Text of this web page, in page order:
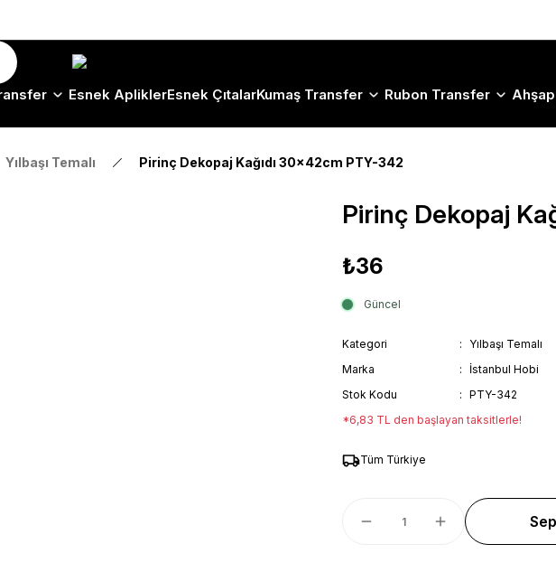
Esnek ApliklerEsnek ÇıtalarKumaş Transfer Rubon Transfer
Yılbaşı Temalı Pirinç Dekopaj Kağıdı 30x42cm PTY-342
Pirinç Dekopaj
₺36
Güncel
Kategori
Yılbaşı Temalı
Marka
İstanbul Hobi
Stok Kodu
PTY-342
*6,83 TL den başlayan taksitlerle!
Tüm Türkiye